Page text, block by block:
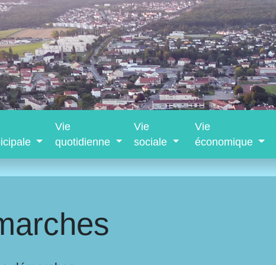
Vie
quotidienne
Vie
sociale
Vie
économique